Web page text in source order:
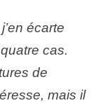
écarte
cas.
de
mais il